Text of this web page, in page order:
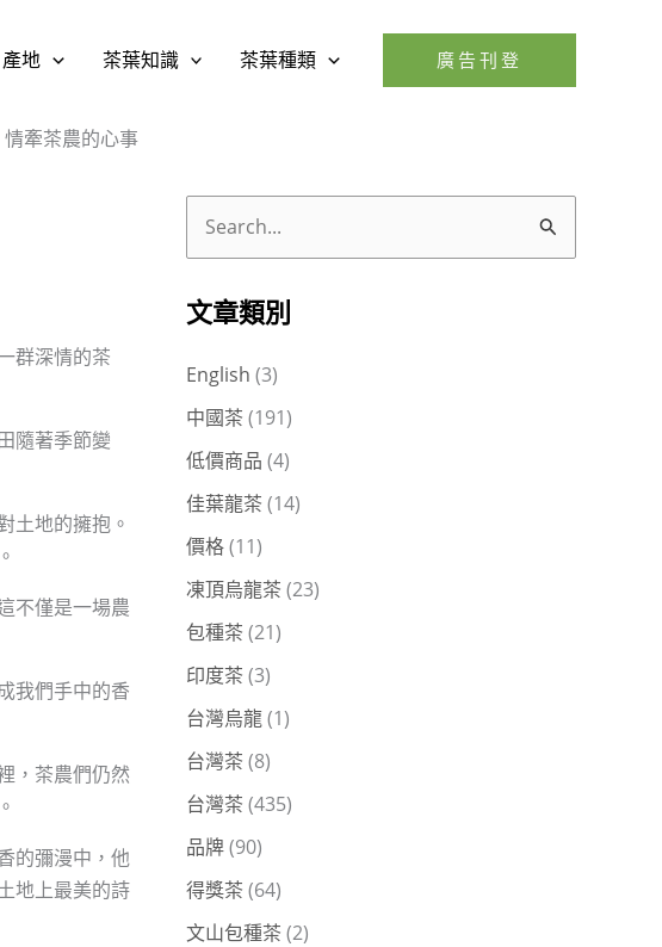
產地 茶葉知識 茶葉種類 廣告刊登
牽茶農的心事
群深情的茶
隨著季節變
土地的擁抱。
不僅是一場農
我們手中的香
，茶農們仍然
的彌漫中，他
地上最美的詩
關
字
:
文章類別
English (3)
中國茶 (191)
低價商品 (4)
佳葉龍茶 (14)
價格(11)
凍頂烏龍茶 (23)
包種茶 (21)
印度茶 (3)
台灣烏龍(1)
台灣茶 (8)
台灣茶 (435)
品牌(90)
得獎茶 (64)
文山包種茶 (2)